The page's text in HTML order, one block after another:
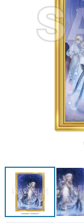
特集記事
マンガ
アプリレビュー
その他
電ファミニコゲ